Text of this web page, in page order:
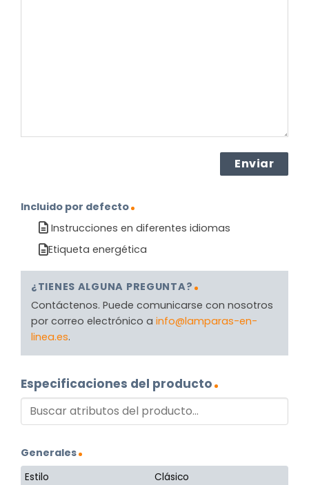
Incluido por defecto
Instrucciones en diferentes idiomas
Etiqueta energética
¿TIENES ALGUNA PREGUNTA?
Contáctenos. Puede comunicarse con nosotros
por correo electrónico a info@lamparas-en-
linea.es.
Especificaciones del producto
Generales
Estilo Clásico